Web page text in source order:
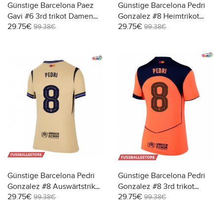
Günstige Barcelona Paez
Gavi #6 3rd trikot Damen
2025-26 Kurzarm
29.75€ 99.38€
Günstige Barcelona Pedri
Gonzalez #8 Heimtrikot
Damen 2025-26 Kurzarm
29.75€ 99.38€
Günstige Barcelona Pedri
Gonzalez #8 Auswärtstrikot
Damen 2025-26 Kurzarm
29.75€ 99.38€
Günstige Barcelona Pedri
Gonzalez #8 3rd trikot
Damen 2025-26 Kurzarm
29.75€ 99.38€